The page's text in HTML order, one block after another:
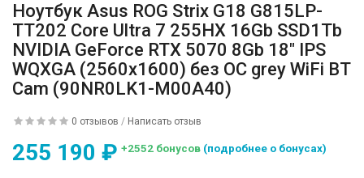
Ноутбук Asus ROG Strix G18 G815LP-
TT202 Core Ultra 7 255HX 16Gb SSD1Tb
NVIDIA GeForce RTX 5070 8Gb 18" IPS
WQXGA (2560x1600) без ОС grey WiFi BT
Cam (90NR0LK1-M00A40)
0 отзывов / Написать отзыв
255 190 ₽ +2552 бонусов (подробнее о бонусах)